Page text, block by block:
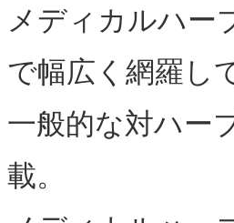
メディカルハー
で幅広く網羅し
一般的な対ハー
載。